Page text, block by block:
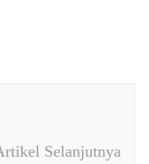
Selanjutnya